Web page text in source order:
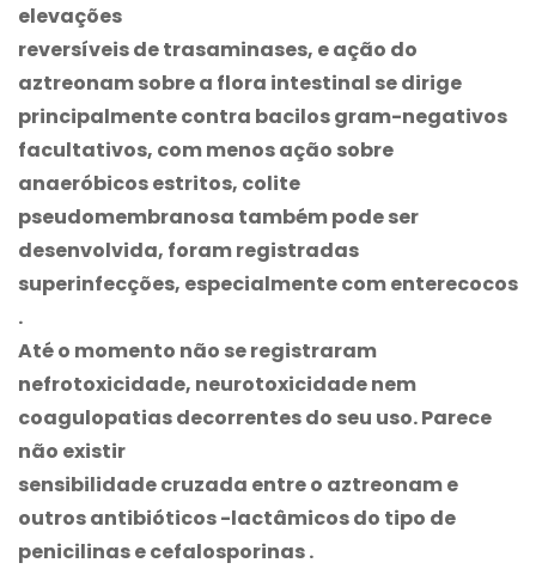
elevações
reversíveis de trasaminases, e ação do
aztreonam sobre a flora intestinal se dirige
principalmente contra bacilos gram-negativos
facultativos, com menos ação sobre
anaeróbicos estritos, colite
pseudomembranosa também pode ser
desenvolvida, foram registradas
superinfecções, especialmente com enterecocos
.
Até o momento não se registraram
nefrotoxicidade, neurotoxicidade nem
coagulopatias decorrentes do seu uso. Parece
não existir
sensibilidade cruzada entre o aztreonam e
outros antibióticos -lactâmicos do tipo de
penicilinas e cefalosporinas .